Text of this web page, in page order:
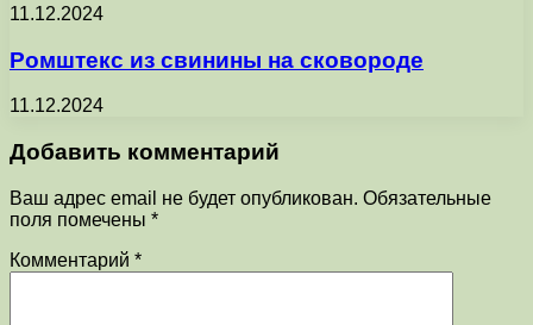
11.12.2024
Ромштекс из свинины на сковороде
11.12.2024
Добавить комментарий
Ваш адрес email не будет опубликован. Обязательные
поля помечены *
Комментарий *